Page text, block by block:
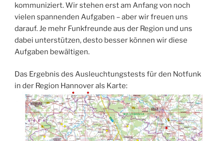
kommuniziert. Wir stehen erst am Anfang von noch
vielen spannenden Aufgaben – aber wir freuen uns
darauf. Je mehr Funkfreunde aus der Region und uns
dabei unterstützen, desto besser können wir diese
Aufgaben bewältigen.
Das Ergebnis des Ausleuchtungstests für den Notfunk
in der Region Hannover als Karte: